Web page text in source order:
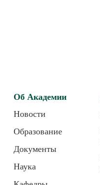
Об Академии
Новости
Образование
Документы
Наука